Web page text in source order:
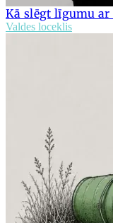
Kā slēgt līgumu ar
Valdes loceklis